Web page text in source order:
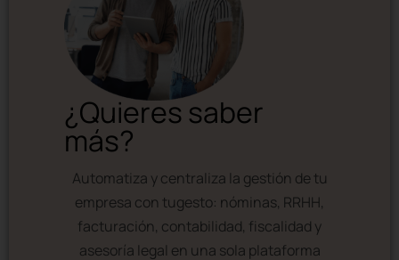
¿Quieres saber
más?
Automatiza y centraliza la gestión de tu
empresa con tugesto: nóminas, RRHH,
facturación, contabilidad, fiscalidad y
asesoría legal en una sola plataforma